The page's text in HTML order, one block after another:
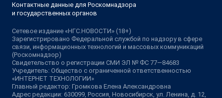
Контактные данные для Роскомнадзора
и государственных органов
Сетевое издание «НГС.НОВОСТИ» (18+)
Зарегистрировано Федеральной службой по надзору в сфере
связи, информационных технологий и массовых коммуникаций
(Роскомнадзор)
Свидетельство о регистрации СМИ ЭЛ № ФС 77—84683
Учредитель: Общество с ограниченной ответственностью
«ИНТЕРНЕТ ТЕХНОЛОГИИ»
Главный редактор: Громкова Елена Александровна
Адрес редакции: 630099, Россия, Новосибирск, ул. Ленина, д. 12,